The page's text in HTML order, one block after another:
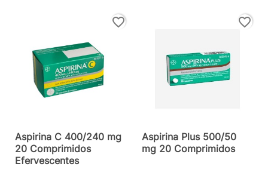
favorite_border
Aspirina C 400/240 mg
20 Comprimidos
Efervescentes
favorite_border
Aspirina Plus 500/50
mg 20 Comprimidos